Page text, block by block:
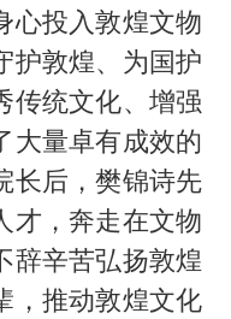
心投入敦煌文物
护敦煌、为国护
传统文化、增强
大量卓有成效的
长后，樊锦诗先
才，奔走在文物
辞辛苦弘扬敦煌
，推动敦煌文化